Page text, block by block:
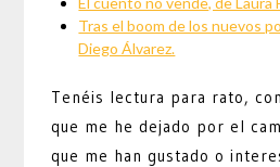
Tras el boom de los nuevos
Diego Álvarez.
Tenéis lectura para rato,
que me he dejado por el
que me han gustado o